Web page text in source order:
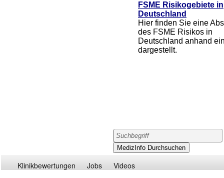
FSME Risikogebiete in
Deutschland
Hier finden Sie eine
des FSME Risikos in
Deutschland anhand
dargestellt.
Klinikbewertungen Jobs Videos